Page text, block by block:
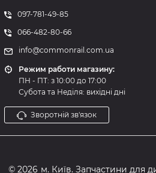
097-781-49-85
066-482-80-66
info@commonrail.com.ua
Режим работи магазину:
ПН - ПТ: з 10:00 до 17:00
Субота та Неділя: вихідні дні
Зворотній зв'язок
© 2026 м. Київ. Запчастини для